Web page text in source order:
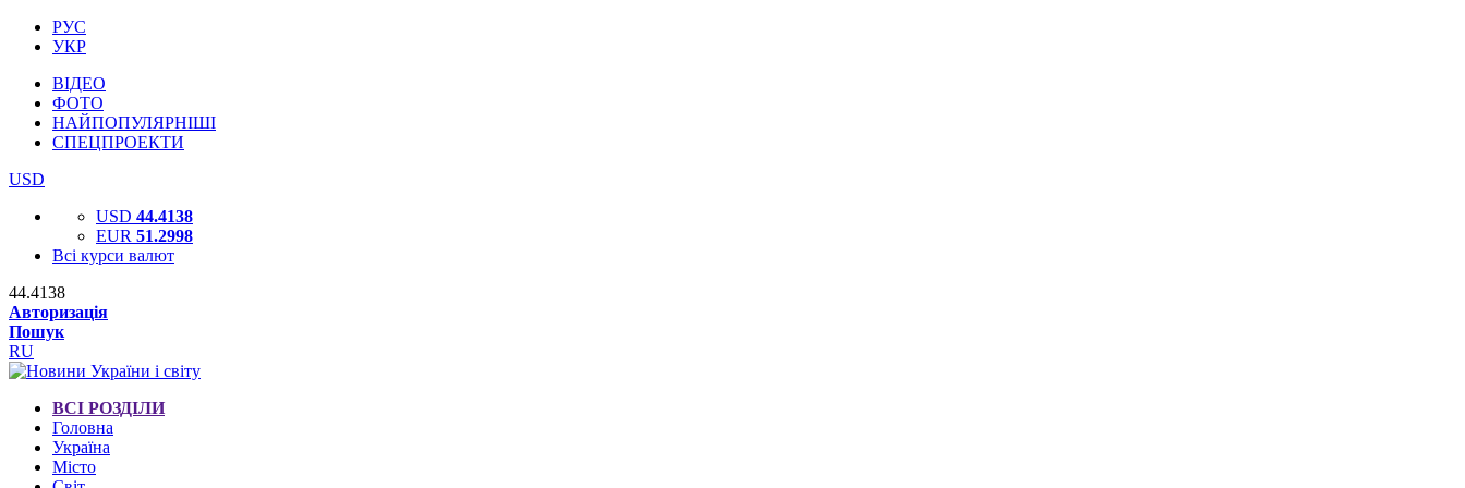
РУС
УКР
ВІДЕО
ФОТО
НАЙПОПУЛЯРНІШІ
СПЕЦПРОЕКТИ
USD
USD 44.4138
EUR 51.2998
Всі курси валют
44.4138
Авторизація
Пошук
RU
ВСІ РОЗДІЛИ
Головна
Україна
Місто